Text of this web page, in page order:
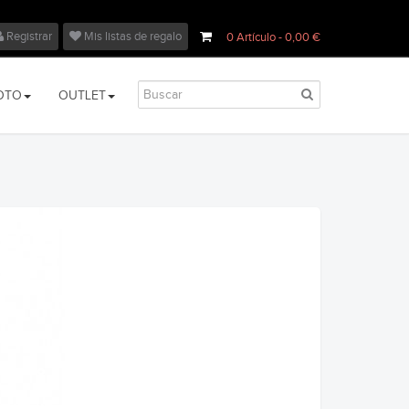
0Artículo- 0,00 €
Registrar Mis listas de regalo
OUTLET